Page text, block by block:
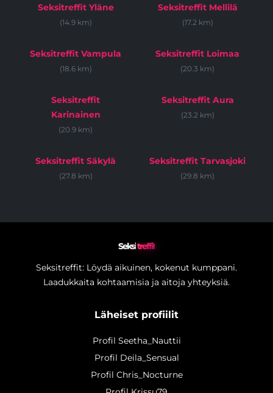
Seksitreffit Yläne
(14.9 km)
Seksitreffit Mellilä
(17.2 km)
Seksitreffit Vampula
(18.6 km)
Seksitreffit Loimaa
(20.3 km)
Seksitreffit
Karinainen
(20.9 km)
Seksitreffit Aura
(23.2 km)
Seksitreffit Säkylä
(27.8 km)
Seksitreffit Tarvasjoki
(29.8 km)
Seksitreffit
Seksitreffit: Löydä aikuinen, kokenut kumppani.
Laadukkaita kohtaamisia ja aitoja yhteyksiä.
Läheiset profiilit
Profil Seetha_Nauttii
Profil Deila_Sensual
Profil Chris_Nocturne